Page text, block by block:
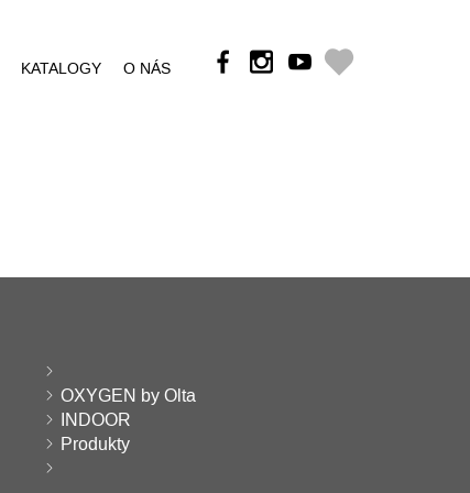
KATALOGY O NÁS
OXYGEN by Olta
INDOOR
Produkty